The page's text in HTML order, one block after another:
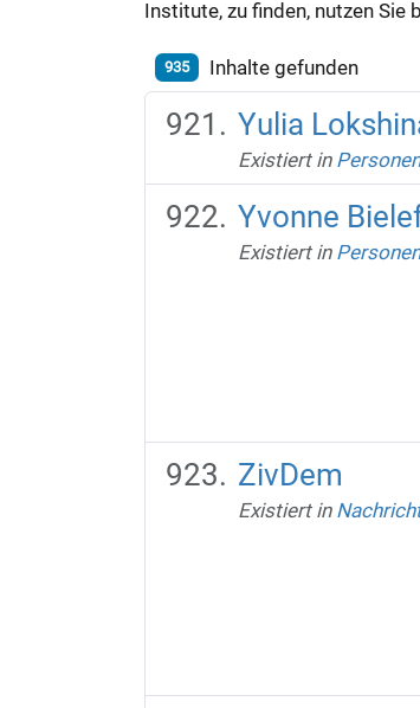
Institute, zu finden, nutzen Sie
935 Inhalte gefunden
Yulia
Existiert in Personen
Yvonne
Existiert in Personen
ZivDem
Existiert in